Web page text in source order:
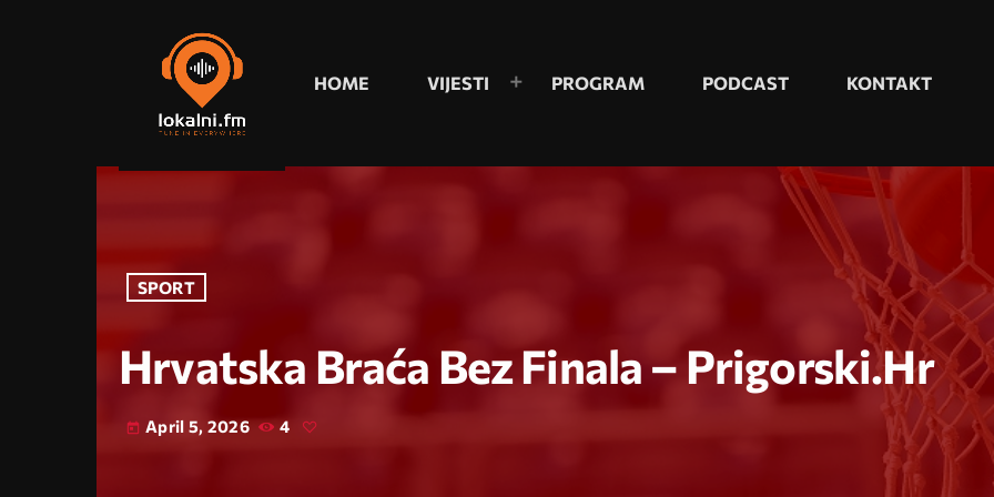
HOME VIJESTI PROGRAM PODCAST KONTAKT
SPORT
Hrvatska Braća Bez Finala – Prigorski.hr
today April 5, 2026 4